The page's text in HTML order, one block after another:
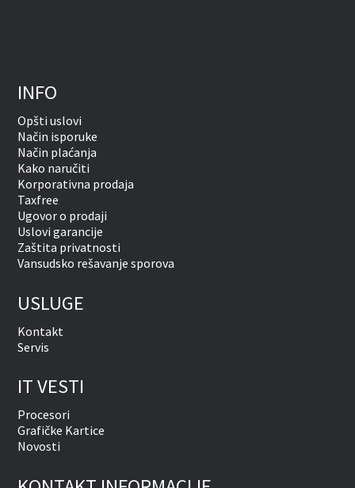
INFO
Opšti uslovi
Način isporuke
Način plaćanja
Kako naručiti
Korporativna prodaja
Taxfree
Ugovor o prodaji
Uslovi garancije
Zaštita privatnosti
Vansudsko rešavanje sporova
USLUGE
Kontakt
Servis
IT VESTI
Procesori
Grafičke Kartice
Novosti